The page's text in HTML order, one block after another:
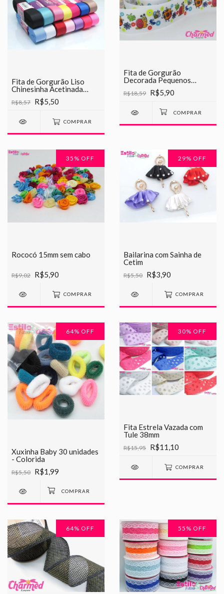
Fita de Gorgurão Liso
Chinesinha Acetinada
R$8,57 R$5,50
COMPRAR
Fita de Gorgurão
Decorada Pequenos
Insetos Chinesinha 38mm
R$18,59 R$5,90
35 % OFF
Rococó 15mm sem cabo
R$9,02 R$5,90
COMPRAR
29% OFF
Bailarina com Sainha de
Cetim
R$5,50 R$3,90
COMPRAR
64% OFF
Xuxinha Baby 30 unidades
- Colorida
R$5,50 R$1,99
30% OFF
Fita Estrela Vazada com
Tule 38mm
R$15,95 R$11,10
COMPRAR
64% OFF 55 % OFF